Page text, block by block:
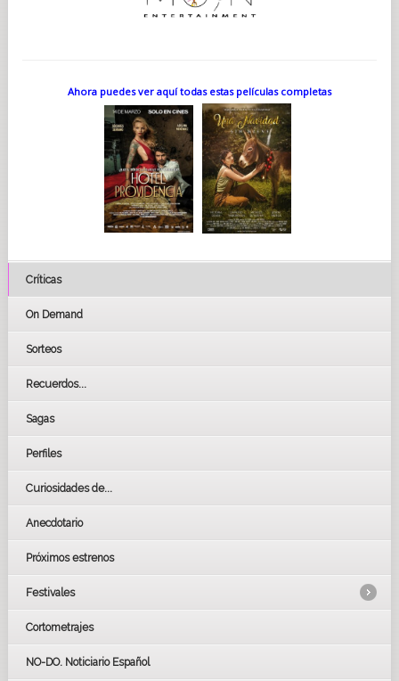
Ahora puedes ver aquí todas estas películas completas
Críticas
On Demand
Sorteos
Recuerdos...
Sagas
Perfiles
Curiosidades de...
Anecdotario
Próximos estrenos
Festivales
LOS OSCARS
GOYAS
Cortometrajes
NO-DO. Noticiario Español